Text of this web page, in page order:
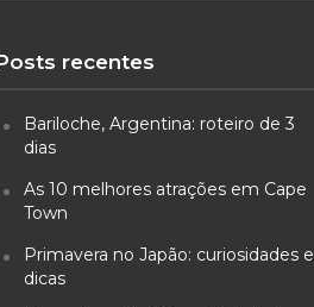
recentes
Bariloche, Argentina: roteiro de 3
dias
As 10 melhores atrações em Cape
Town
Primavera no Japão: curiosidades e
dicas